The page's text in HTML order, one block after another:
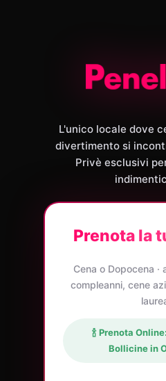
L'unico locale dove
divertimento si
Privè esclusivi
Prenota la
Cena o Dopocena ·
compleanni, cene
🍾 Prenota
Bollicine in